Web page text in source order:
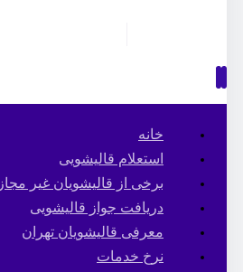
خانه
استعلام قالیشویی
برخی از قالیشویان غیر مجاز
دریافت جواز قالیشویی
معرفی قالیشویان تهران
نرخ خدمات